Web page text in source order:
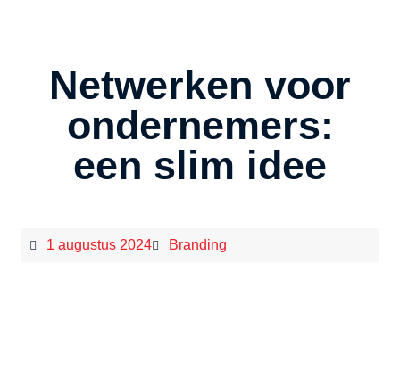
Netwerken voor
ondernemers:
een slim idee
1 augustus 2024 Branding